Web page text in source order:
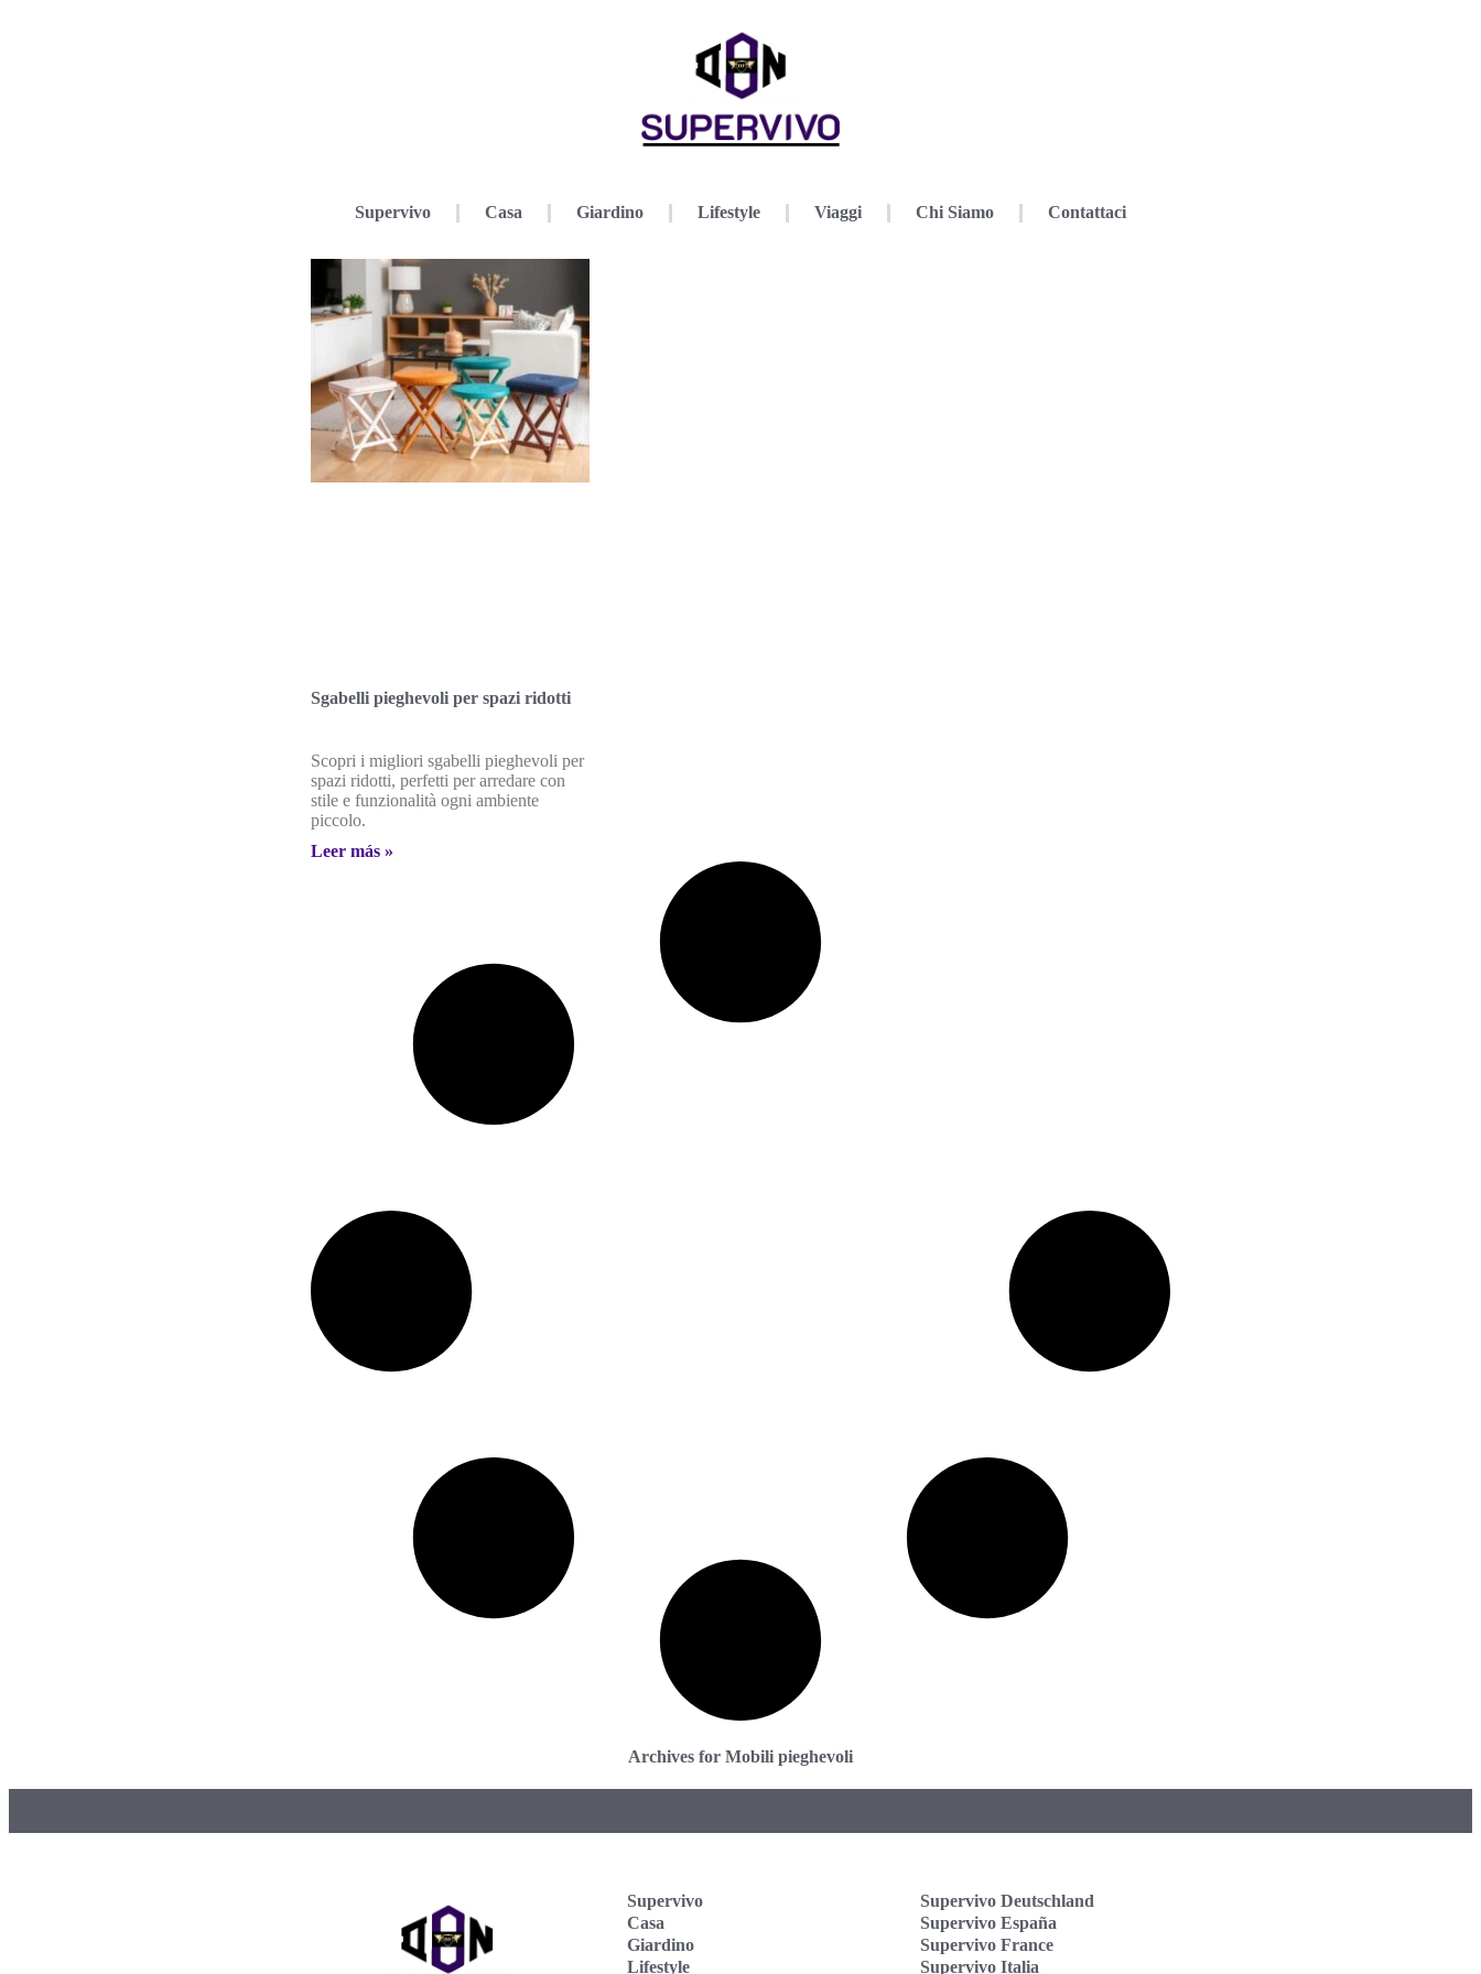
Supervivo Casa Giardino Lifestyle Viaggi Chi Siamo Contattaci
Sgabelli pieghevoli per spazi ridotti
Scopri i migliori sgabelli pieghevoli per
spazi ridotti, perfetti per arredare con
stile e funzionalità ogni ambiente
piccolo.
Leer más »
Archives for Mobili pieghevoli
Supervivo
Casa
Giardino
Lifestyle
Supervivo Deutschland
Supervivo España
Supervivo France
Supervivo Italia